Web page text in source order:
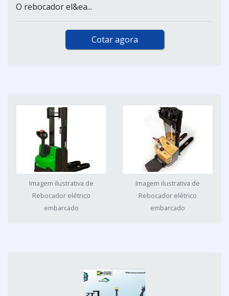
O rebocador el&ea...
Cotar agora
Imagem ilustrativa de
Rebocador elétrico
embarcado
Imagem ilustrativa de
Rebocador elétrico
embarcado